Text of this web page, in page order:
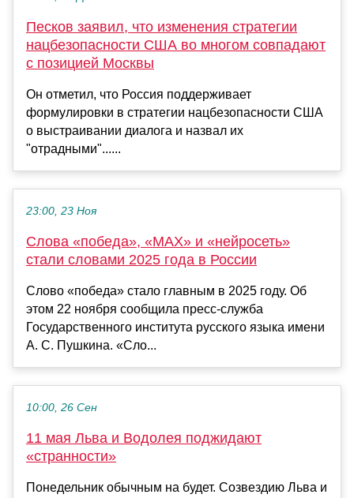
Песков заявил, что изменения стратегии
нацбезопасности США во многом совпадают
с позицией Москвы
Он отметил, что Россия поддерживает
формулировки в стратегии нацбезопасности США
о выстраивании диалога и назвал их
"отрадными"......
23:00, 23 Ноя
Слова «победа», «MAX» и «нейросеть»
стали словами 2025 года в России
Слово «победа» стало главным в 2025 году. Об
этом 22 ноября сообщила пресс-служба
Государственного института русского языка имени
А. С. Пушкина. «Сло...
10:00, 26 Сен
11 мая Льва и Водолея поджидают
«странности»
Понедельник обычным на будет. Созвездию Льва и